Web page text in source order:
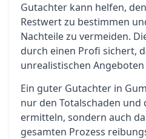
Gutachter kann helfen,
Restwert zu bestimmen
Nachteile zu vermeiden.
durch einen Profi sichert,
unrealistischen
Ein guter Gutachter in
nur den Totalschaden und
ermitteln, sondern auch
gesamten Prozess